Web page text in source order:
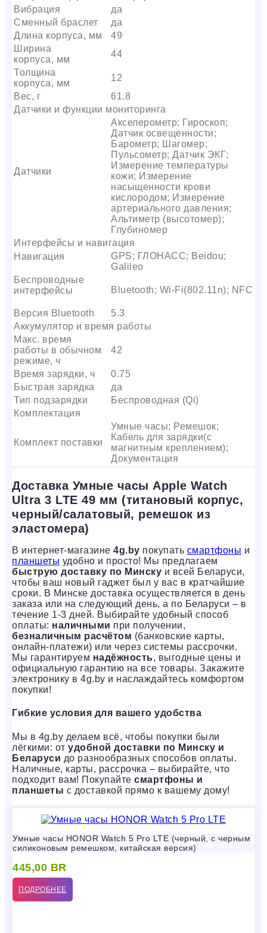
Вибрация
да
Сменный браслет
да
Длина корпуса, мм
49
Ширина
корпуса, мм
44
Толщина
корпуса, мм
12
Вес, г
61.8
Датчики и функции мониторинга
Датчики
Акселерометр; Гироскоп;
Датчик освещенности;
Барометр; Шагомер;
Пульсометр; Датчик ЭКГ;
Измерение температуры
кожи; Измерение
насыщенности крови
кислородом; Измерение
артериального давления;
Альтиметр (высотомер);
Глубиномер
Интерфейсы и навигация
Навигация
GPS; ГЛОНАСС; Beidou;
Galileo
Беспроводные
интерфейсы
Bluetooth; Wi-Fi(802.11n); NFC
Версия Bluetooth
5.3
Аккумулятор и время работы
Макс. время
работы в обычном
режиме, ч
42
Время зарядки, ч
0.75
Быстрая зарядка
да
Тип подзарядки
Беспроводная (Qi)
Комплектация
Комплект поставки
Умные часы; Ремешок;
Кабель для зарядки(с
магнитным креплением);
Документация
Доставка Умные часы Apple Watch
Ultra 3 LTE 49 мм (титановый корпус,
черный/салатовый, ремешок из
эластомера)
В интернет-магазине 4g.by покупать смартфоны и
планшеты удобно и просто! Мы предлагаем
быструю доставку по Минску и всей Беларуси,
чтобы ваш новый гаджет был у вас в кратчайшие
сроки. В Минске доставка осуществляется в день
заказа или на следующий день, а по Беларуси – в
течение 1-3 дней. Выбирайте удобный способ
оплаты: наличными при получении,
безналичным расчётом (банковские карты,
онлайн-платежи) или через системы рассрочки.
Мы гарантируем надёжность, выгодные цены и
официальную гарантию на все товары. Закажите
электронику в 4g.by и наслаждайтесь комфортом
покупки!
Гибкие условия для вашего удобства
Мы в 4g.by делаем всё, чтобы покупки были
лёгкими: от удобной доставки по Минску и
Беларуси до разнообразных способов оплаты.
Наличные, карты, рассрочка – выбирайте, что
подходит вам! Покупайте смартфоны и
планшеты с доставкой прямо к вашему дому!
Умные часы HONOR Watch 5 Pro LTE (черный, с черным
силиконовым ремешком, китайская версия)
445,00 BR
ПОДРОБНЕЕ